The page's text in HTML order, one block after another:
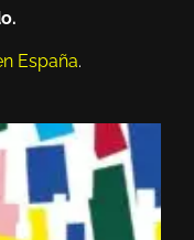
España.